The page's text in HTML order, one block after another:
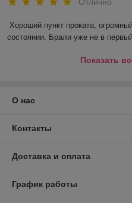
Хороший пункт проката,
состоянии. Брали уже не в
Показать
О нас
Контакты
Доставка и оплата
График работы